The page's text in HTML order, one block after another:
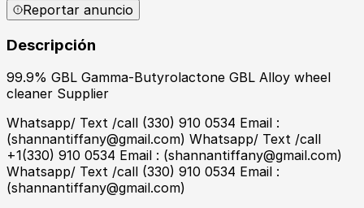
Reportar anuncio
Descripción
99.9% GBL Gamma-Butyrolactone GBL Alloy wheel
cleaner Supplier
Whatsapp/ Text /call (330) 910 0534 Email :
(shannantiffany@gmail.com) Whatsapp/ Text /call
+1(330) 910 0534 Email : (shannantiffany@gmail.com)
Whatsapp/ Text /call (330) 910 0534 Email :
(shannantiffany@gmail.com)